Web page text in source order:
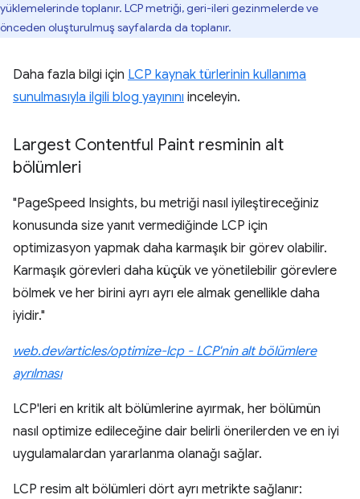
yüklemelerinde toplanır. LCP metriği, geri-ileri gezinmelerde ve
önceden oluşturulmuş sayfalarda da toplanır.
Daha fazla bilgi için LCP kaynak türlerinin kullanıma
sunulmasıyla ilgili blog yayınını inceleyin.
Largest Contentful Paint resminin alt
bölümleri
"PageSpeed Insights, bu metriği nasıl iyileştireceğiniz
konusunda size yanıt vermediğinde LCP için
optimizasyon yapmak daha karmaşık bir görev olabilir.
Karmaşık görevleri daha küçük ve yönetilebilir görevlere
bölmek ve her birini ayrı ayrı ele almak genellikle daha
iyidir."
web.dev/articles/optimize-lcp - LCP'nin alt bölümlere
ayrılması
LCP'leri en kritik alt bölümlerine ayırmak, her bölümün
nasıl optimize edileceğine dair belirli önerilerden ve en iyi
uygulamalardan yararlanma olanağı sağlar.
LCP resim alt bölümleri dört ayrı metrikte sağlanır: